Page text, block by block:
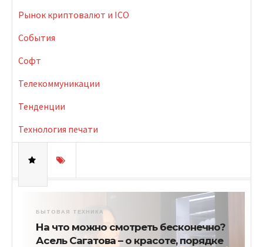
Рынок криптовалют и ICO
События
Софт
Телекоммуникации
Тенденции
Технология печати
БЫТОВАЯ ТЕХНИКА
На что можно смотреть бесконечно?
Асель Сагатова – о красоте, порядке